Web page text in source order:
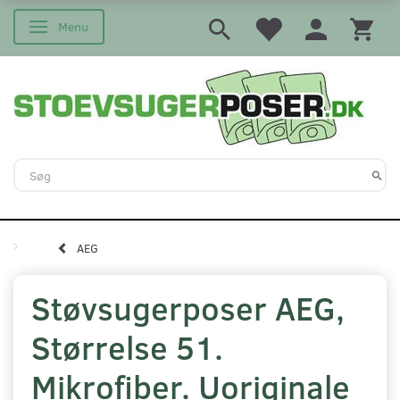
Skifte navigation
Menu
AEG
Støvsugerposer AEG,
Størrelse 51.
Mikrofiber. Uoriginale